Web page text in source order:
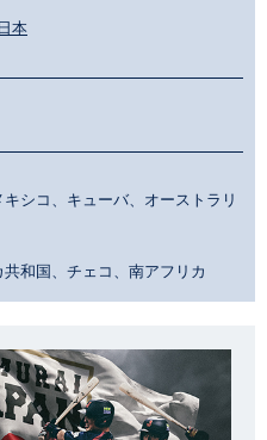
本
シコ、キューバ、オーストラリ
和国、チェコ、南アフリカ